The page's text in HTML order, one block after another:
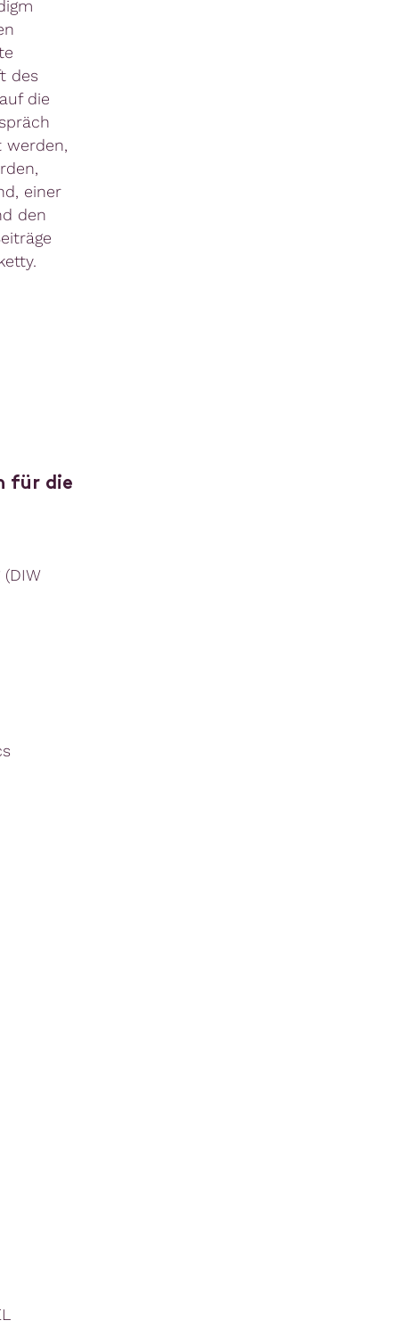
des
die
werden,
einer
den
für die